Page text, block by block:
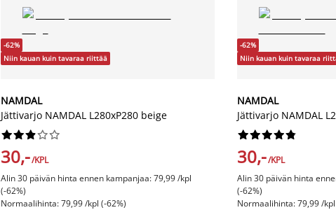
-62%
Niin kauan kuin tavaraa riittää
NAMDAL
Jättivarjo NAMDAL L280xP280 beige






30,-/KPL
Alin 30 päivän hinta ennen kampanjaa: 79,99 /kpl
(-62%)
Normaalihinta: 79,99 /kpl (-62%)
-62%
Niin kauan kuin tavaraa
NAMDAL
Jättivarjo NAMDAL






30,-/KPL
Alin 30 päivän hinta
(-62%)
Normaalihinta: 79,99 /kpl